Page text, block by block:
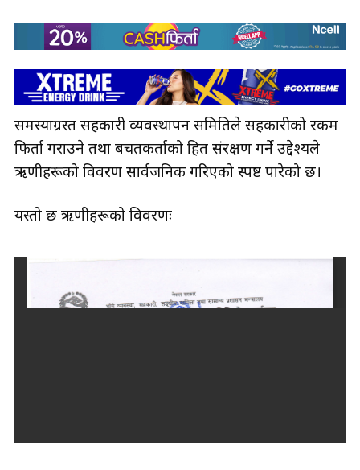
समस्याग्रस्त सहकारी व्यवस्थापन समितिले सहकारीको रकम
फिर्ता गराउने तथा बचतकर्ताको हित संरक्षण गर्ने उद्देश्यले
ऋणीहरूको विवरण सार्वजनिक गरिएको स्पष्ट पारेको छ।
यस्तो छ ऋणीहरूको विवरणः